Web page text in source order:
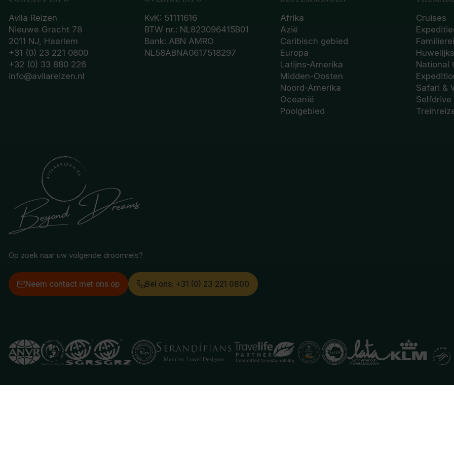
Avila Reizen
Nieuwe Gracht 78
2011 NJ, Haarlem
+31 (0) 23 221 0800
+32 (0) 33 880 226
info@avilareizen.nl
KvK: 51111616
BTW nr.: NL823096415B01
Bank: ABN AMRO
NL58ABNA0617518297
Afrika
Azië
Caribisch gebied
Europa
Latijns-Amerika
Midden-Oosten
Noord-Amerika
Oceanië
Poolgebied
Cruises
National
Safari &
Selfdrive
Op zoek naar uw volgende droomreis?
Neem contact met ons op Bel ons: +31 (0) 23 221 0800